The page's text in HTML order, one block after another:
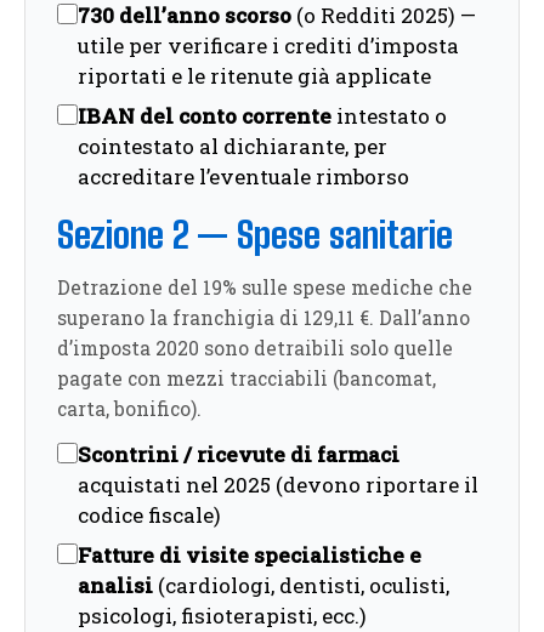
730 dell’anno scorso (o Redditi 2025) —
utile per verificare i crediti d’imposta
riportati e le ritenute già applicate
IBAN del conto corrente intestato o
cointestato al dichiarante, per
accreditare l’eventuale rimborso
Sezione 2 — Spese sanitarie
Detrazione del 19% sulle spese mediche che
superano la franchigia di 129,11 €. Dall’anno
d’imposta 2020 sono detraibili solo quelle
pagate con mezzi tracciabili (bancomat,
carta, bonifico).
Scontrini / ricevute di farmaci
acquistati nel 2025 (devono riportare il
codice fiscale)
Fatture di visite specialistiche e
analisi (cardiologi, dentisti, oculisti,
psicologi, fisioterapisti, ecc.)